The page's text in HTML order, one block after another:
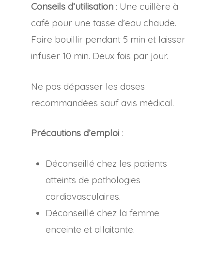
Conseils d’utilisation : Une cuillère à
café pour une tasse d’eau chaude.
Faire bouillir pendant 5 min et laisser
infuser 10 min. Deux fois par jour.
Ne pas dépasser les doses
recommandées sauf avis médical.
Précautions d’emploi :
Déconseillé chez les patients
atteints de pathologies
cardiovasculaires.
Déconseillé chez la femme
enceinte et allaitante.